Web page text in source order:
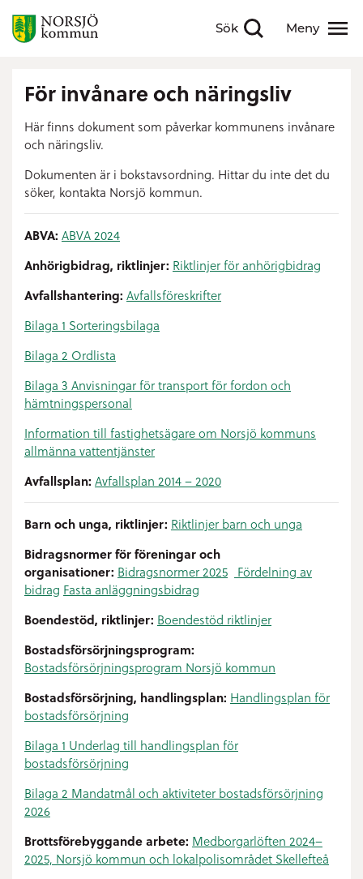
Sök
Visa sökfält Meny
Visa meny
För invånare och näringsliv
Här finns dokument som påverkar kommunens invånare
och näringsliv.
Dokumenten är i bokstavsordning. Hittar du inte det du
söker, kontakta Norsjö kommun.
ABVA: ABVA 2024
Anhörigbidrag, riktlinjer: Riktlinjer för anhörigbidrag
Avfallshantering: Avfallsföreskrifter
Bilaga 1 Sorteringsbilaga
Bilaga 2 Ordlista
Bilaga 3 Anvisningar för transport för fordon och
hämtningspersonal
Information till fastighetsägare om Norsjö kommuns
allmänna vattentjänster
Avfallsplan: Avfallsplan 2014 – 2020
Barn och unga, riktlinjer: Riktlinjer barn och unga
Bidragsnormer för föreningar och
organisationer: Bidragsnormer 2025 Fördelning av
bidrag Fasta anläggningsbidrag
Boendestöd, riktlinjer: Boendestöd riktlinjer
Bostadsförsörjningsprogram:
Bostadsförsörjningsprogram Norsjö kommun
Bostadsförsörjning, handlingsplan: Handlingsplan för
bostadsförsörjning
Bilaga 1 Underlag till handlingsplan för
bostadsförsörjning
Bilaga 2 Mandatmål och aktiviteter bostadsförsörjning
2026
Brottsförebyggande arbete: Medborgarlöften 2024–
2025, Norsjö kommun och lokalpolisområdet Skellefteå